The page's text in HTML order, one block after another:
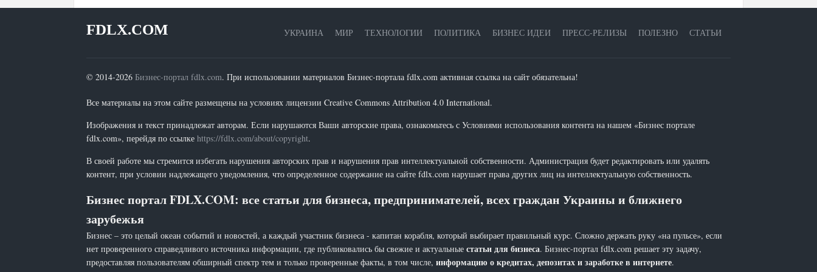
УКРАИНА МИР ТЕХНОЛОГИИ ПОЛИТИКА БИЗНЕС ИДЕИ ПРЕСС-РЕЛИЗЫ ПОЛЕЗНО СТАТЬИ
FDLX.COM
© 2014-2026 Бизнес-портал fdlx.com. При использовании материалов Бизнес-портала fdlx.com активная ссылка на сайт обязательна!
Все материалы на этом сайте размещены на условиях лицензии Creative Commons Attribution 4.0 International.
Изображения и текст принадлежат авторам. Если нарушаются Ваши авторские права, ознакомьтесь с Условиями использования контента на нашем «Бизнес портале
fdlx.com», перейдя по ссылке https://fdlx.com/about/copyright.
В своей работе мы стремится избегать нарушения авторских прав и нарушения прав интеллектуальной собственности. Администрация будет редактировать или удалять
контент, при условии надлежащего уведомления, что определенное содержание на сайте fdlx.com нарушает права других лиц на интеллектуальную собственность.
Бизнес портал FDLX.COM: все статьи для бизнеса, предпринимателей, всех граждан Украины и ближнего
зарубежья
Бизнес – это целый океан событий и новостей, а каждый участник бизнеса - капитан корабля, который выбирает правильный курс. Сложно держать руку «на пульсе», если
нет проверенного справедливого источника информации, где публиковались бы свежие и актуальные статьи для бизнеса. Бизнес-портал fdlx.com решает эту задачу,
предоставляя пользователям обширный спектр тем и только проверенные факты, в том числе, информацию о кредитах, депозитах и заработке в интернете.